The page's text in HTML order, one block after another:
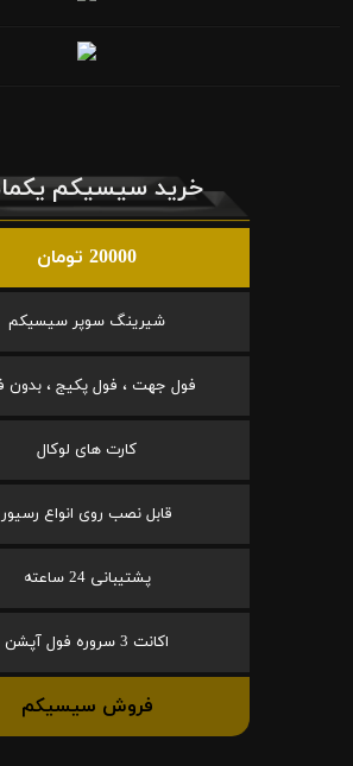
خرید سیسیکم
20000 تومان
شیرینگ سوپر سیسیکم
فول جهت ، فول پکیج ، بدون
کارت های لوکال
قابل نصب روی انواع رسیور
پشتیبانی 24 ساعته
اکانت 3 سروره فول آپشن
فروش سیسیکم